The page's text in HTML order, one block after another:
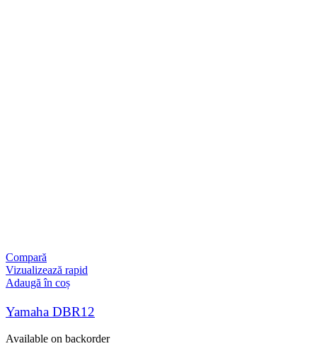
Compară
Vizualizează rapid
Adaugă în coș
Yamaha DBR12
Available on backorder